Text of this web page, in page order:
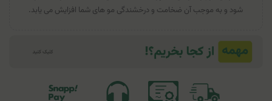
شود و به موجب آن ضخامت و درخشندگی مو های شما افزایش می ‌یابد.